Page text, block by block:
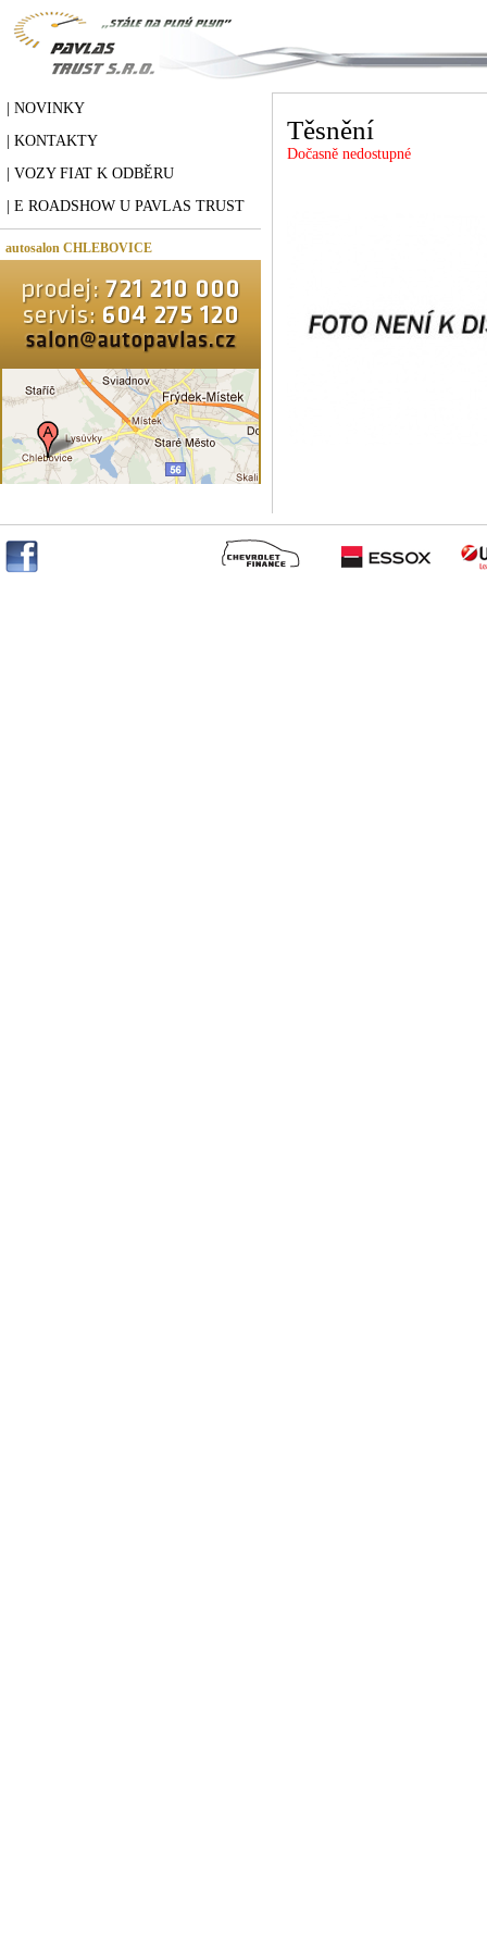
| NOVINKY
| KONTAKTY
| VOZY FIAT K ODBĚRU
| E ROADSHOW U PAVLAS TRUST
autosalon CHLEBOVICE
Těsnění
Dočasně nedostupné